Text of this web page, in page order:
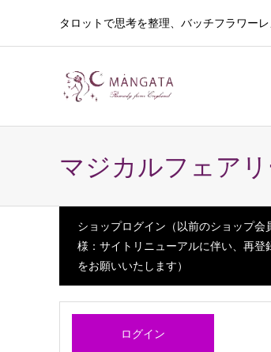
タロットで思考を整理、バッチフラワー
マジカルフェア
ショップログイン（以前のショップ会
様：サイトリニューアルに伴い、再登
をお願いいたします）
ログイン